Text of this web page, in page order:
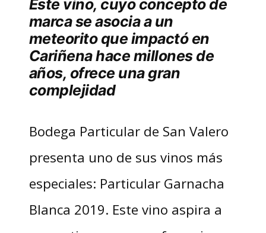
Este vino, cuyo concepto de
marca se asocia a un
meteorito que impactó en
Cariñena hace millones de
años, ofrece una gran
complejidad
Bodega Particular de San Valero
presenta uno de sus vinos más
especiales: Particular Garnacha
Blanca 2019. Este vino aspira a